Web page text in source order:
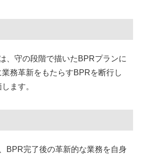
、守の段階で描いたBPRプランに
務革新をもたらすBPRを断行し
ます。
BPR完了後の革新的な業務を自身